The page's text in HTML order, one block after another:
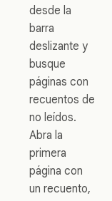
desde la
barra
deslizante y
busque
páginas con
recuentos de
no leídos.
Abra la
primera
página con
un recuento,